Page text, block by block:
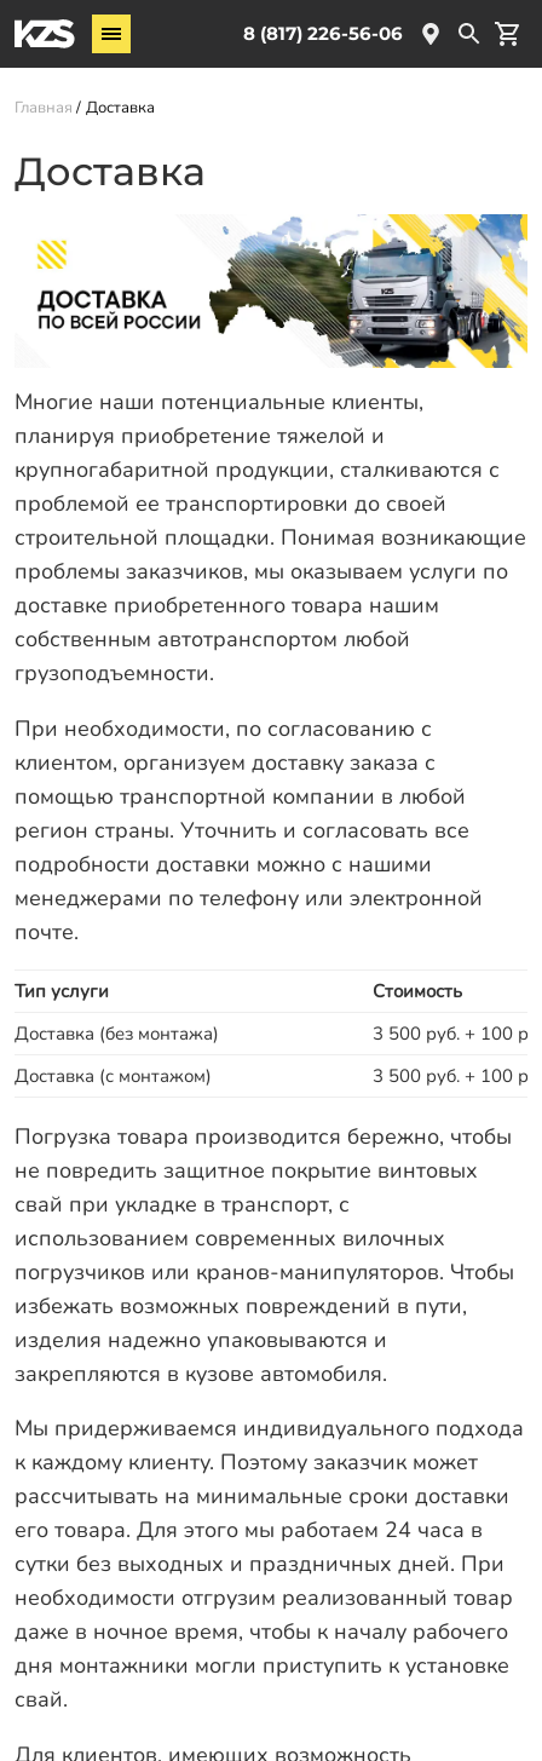
8 (817) 226-56-06
Винтовые сваи
Комплектующие
О компании
Новости
Партнёрам
Контакты
Оплата
Отзывы
Гарантии
Заказать звонок
Главная Доставка
Доставка
Многие наши потенциальные клиенты,
планируя приобретение тяжелой и
крупногабаритной продукции, сталкиваются с
проблемой ее транспортировки до своей
строительной площадки. Понимая возникающие
проблемы заказчиков, мы оказываем услуги по
доставке приобретенного товара нашим
собственным автотранспортом любой
грузоподъемности.
При необходимости, по согласованию с
клиентом, организуем доставку заказа с
помощью транспортной компании в любой
регион страны. Уточнить и согласовать все
подробности доставки можно с нашими
менеджерами по телефону или электронной
почте.
Тип услуги
Стоимость
Доставка (без монтажа)
3 500 руб. + 100
Доставка (с монтажом)
3 500 руб. + 100
Погрузка товара производится бережно, чтобы
не повредить защитное покрытие винтовых
свай при укладке в транспорт, с
использованием современных вилочных
погрузчиков или кранов-манипуляторов. Чтобы
избежать возможных повреждений в пути,
изделия надежно упаковываются и
закрепляются в кузове автомобиля.
Мы придерживаемся индивидуального подхода
к каждому клиенту. Поэтому заказчик может
рассчитывать на минимальные сроки доставки
его товара. Для этого мы работаем 24 часа в
сутки без выходных и праздничных дней. При
необходимости отгрузим реализованный товар
даже в ночное время, чтобы к началу рабочего
дня монтажники могли приступить к установке
свай.
Для клиентов, имеющих возможность